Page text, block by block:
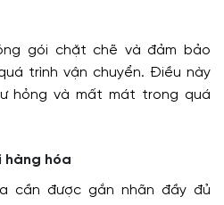
gói chặt chẽ và đảm bảo
trình vận chuyển. Điều này
hỏng và mất mát trong quá
hàng hóa
cần được gắn nhãn đầy đủ